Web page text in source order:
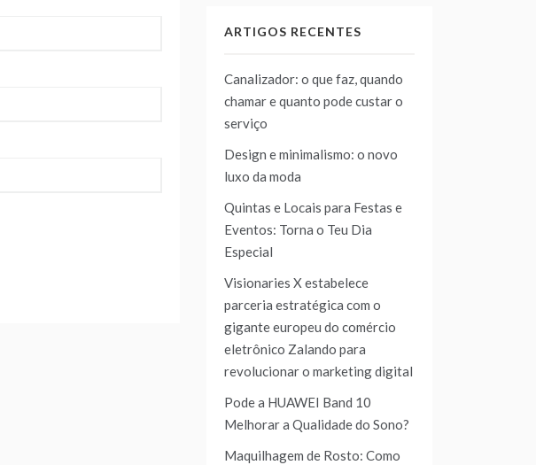
ARTIGOS RECENTES
Canalizador: o que faz, quando
chamar e quanto pode custar o
serviço
Design e minimalismo: o novo
luxo da moda
Quintas e Locais para Festas e
Eventos: Torna o Teu Dia
Especial
Visionaries X estabelece
parceria estratégica com o
gigante europeu do comércio
eletrônico Zalando para
revolucionar o marketing digital
Pode a HUAWEI Band 10
Melhorar a Qualidade do Sono?
Maquilhagem de Rosto: Como